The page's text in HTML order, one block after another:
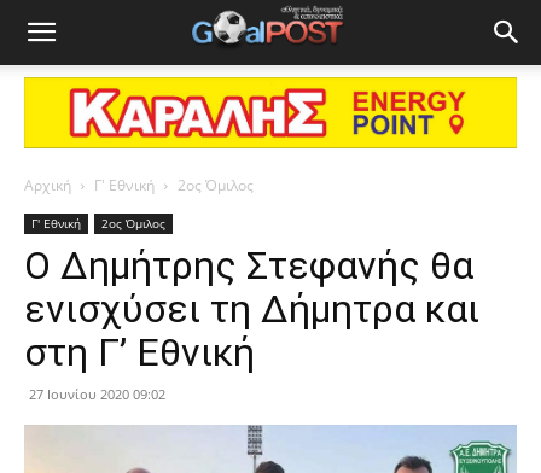
Αρχική Γ' Εθνική 2ος Όμιλος
Γ' Εθνική 2ος Όμιλος
Ο Δημήτρης Στεφανής θα
ενισχύσει τη Δήμητρα και
στη Γ’ Εθνική
27 Ιουνίου 2020 09:02